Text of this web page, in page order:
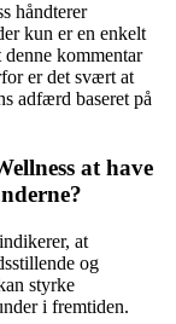
håndterer
kun er en enkelt
kommentar
er det svært at
adfærd baseret på
at have
at
og
styrke
i fremtiden.